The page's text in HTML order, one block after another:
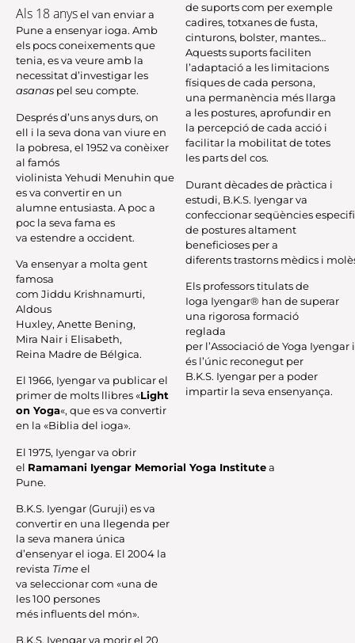
Als 18 anysel van enviar a
Pune a ensenyar ioga. Amb
els pocs coneixements que
tenia, es va veure amb la
necessitat d’investigar les
asanas pel seu compte.
Després d’uns anys durs, on
ell i la seva dona van viure en
la pobresa, el 1952 va conèixer
al famós
violinista Yehudi Menuhin que
es va convertir en un
alumne entusiasta. A poc a
poc la seva fama es
va estendre a occident.
Va ensenyar a molta gent
famosa
com Jiddu Krishnamurti,
Aldous
Huxley, Anette Bening,
Mira Nair i Elisabeth,
Reina Madrede Bélgica.
El 1966, Iyengarva publicar el
primer de molts llibres «Light
on Yoga«, que es va convertir
en la «Biblia del ioga».
El 1975, Iyengarva obrir
el Ramamani Iyengar Memorial Yoga Institutea
Pune.
B.K.S. Iyengar (Guruji) es va
convertir en una llegenda per
la seva manera única
d’ensenyar el ioga. El 2004 la
revista Timeel
va seleccionar com «una de
les 100 persones
més influents del món».
B.K.S. Iyengarva morir el 20
de suports com per exemple
cadires, totxanes de fusta,
cinturons, bolster, mantes…
Aquests suports faciliten
l’adaptació a les limitacions
físiques de cada persona,
una permanència més llarga
a les postures, aprofundir en
la percepció de cada acció i
facilitar la mobilitat de totes
les parts del cos.
Durant dècades de pràctica i
estudi, B.K.S. Iyengarva
confeccionar seqüències
de postures altament
beneficioses per a
diferents trastorns mèdics i
Els professors titulats de
Ioga Iyengar® han de superar
una rigorosa formació
reglada
per l’Associació deYoga Iyengar i
és l’únic reconegut per
B.K.S. Iyengar per a poder
impartir la seva ensenyança.